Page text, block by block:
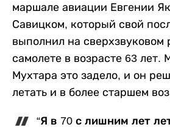
маршале авиации Евгении
Савицком, который свой
выполнил на сверхзвуковом
самолете в возрасте 63 лет.
Мухтара это задело, и он
летать и в более старшем
“Я в 70 с лишним лет